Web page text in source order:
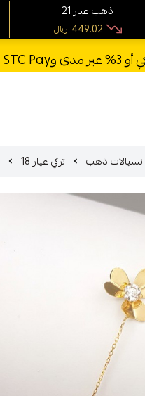
انسيالات ذهب تركي عيار 18
21 ذهب عيار
ريال 449.02